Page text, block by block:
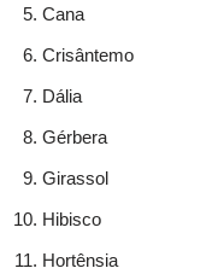
Cana
Crisântemo
Dália
Gérbera
Girassol
Hibisco
Hortênsia